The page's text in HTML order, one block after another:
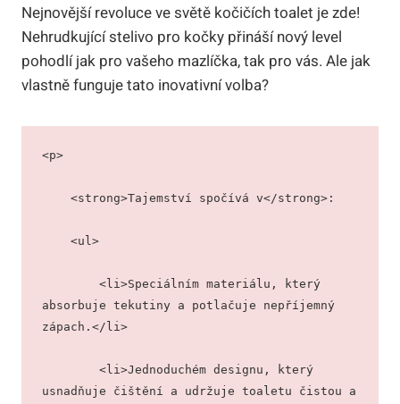
Nejnovější revoluce ve světě kočičích toalet je zde!
Nehrudkující stelivo pro kočky přináší nový level
pohodlí jak pro vašeho mazlíčka, tak pro vás. Ale jak
vlastně funguje tato inovativní volba?
<p>
    <strong>Tajemství spočívá v</strong>:
    <ul>
absorbuje tekutiny a potlačuje nepříjemný
zápach.</li>
usnadňuje čištění a udržuje toaletu čistou a